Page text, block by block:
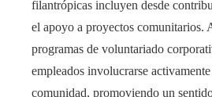
filantrópicas incluyen desde
el apoyo a proyectos comunitarios.
programas de voluntariado
empleados involucrarse
comunidad, promoviendo un